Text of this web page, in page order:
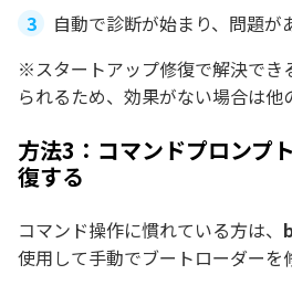
自動で診断が始まり、問題が
※スタートアップ修復で解決でき
られるため、効果がない場合は他
方法3：コマンドプロンプ
復する
コマンド操作に慣れている方は、
使用して手動でブートローダーを